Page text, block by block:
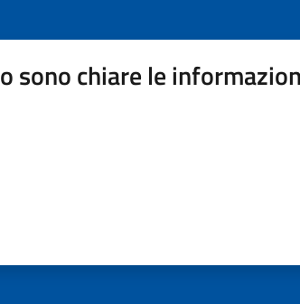
sono chiare le